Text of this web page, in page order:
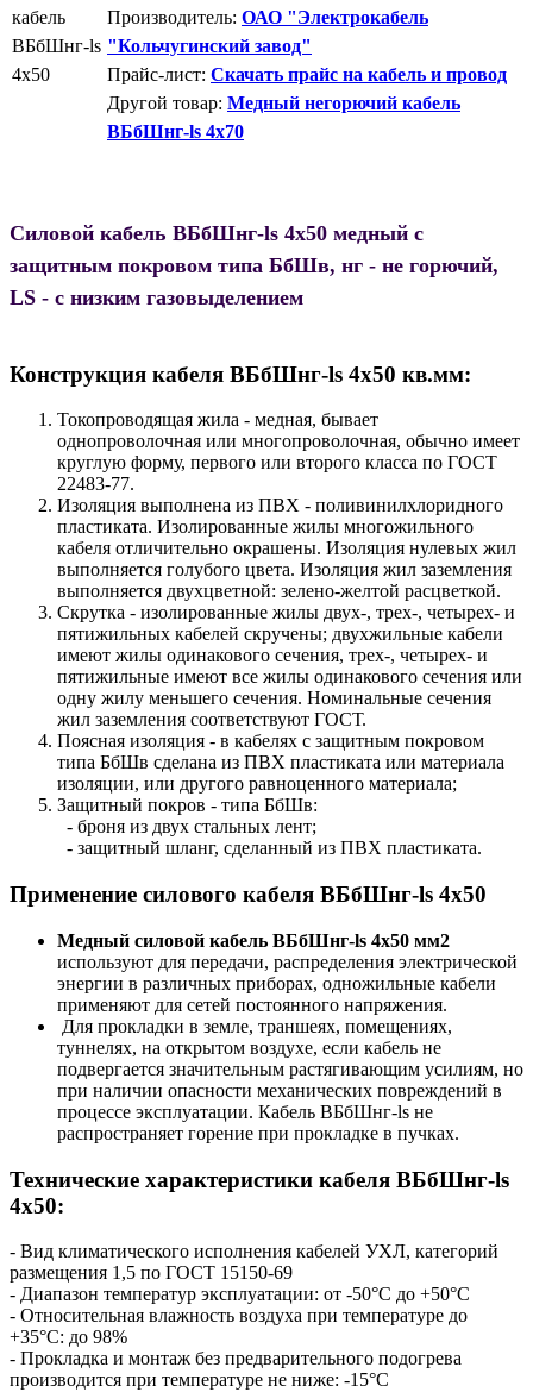
Производитель: ОАО "Электрокабель
"Кольчугинский завод"
Прайс-лист: Скачать прайс на кабель и провод
Другой товар: Медный негорючий кабель
ВБбШнг-ls 4х70
Силовой кабель ВБбШнг-ls 4х50 медный с
защитным покровом типа БбШв, нг - не горючий,
LS - с низким газовыделением
Конструкция кабеля ВБбШнг-ls 4х50 кв.мм:
Токопроводящая жила - медная, бывает
однопроволочная или многопроволочная, обычно имеет
круглую форму, первого или второго класса по ГОСТ
22483-77.
Изоляция выполнена из ПВХ - поливинилхлоридного
пластиката. Изолированные жилы многожильного
кабеля отличительно окрашены. Изоляция нулевых жил
выполняется голубого цвета. Изоляция жил заземления
выполняется двухцветной: зелено-желтой расцветкой.
Скрутка - изолированные жилы двух-, трех-, четырех- и
пятижильных кабелей скручены; двухжильные кабели
имеют жилы одинакового сечения, трех-, четырех- и
пятижильные имеют все жилы одинакового сечения или
одну жилу меньшего сечения. Номинальные сечения
жил заземления соответствуют ГОСТ.
Поясная изоляция - в кабелях с защитным покровом
типа БбШв сделана из ПВХ пластиката или материала
изоляции, или другого равноценного материала;
Защитный покров - типа БбШв:
- броня из двух стальных лент;
- защитный шланг, сделанный из ПВХ пластиката.
Применение силового кабеля ВБбШнг-ls 4х50
Медный силовой кабель ВБбШнг-ls 4х50 мм2
используют для передачи, распределения электрической
энергии в различных приборах, одножильные кабели
применяют для сетей постоянного напряжения.
Для прокладки в земле, траншеях, помещениях,
туннелях, на открытом воздухе, если кабель не
подвергается значительным растягивающим усилиям, но
при наличии опасности механических повреждений в
процессе эксплуатации. Кабель ВБбШнг-ls не
распространяет горение при прокладке в пучках.
Технические характеристики кабеля ВБбШнг-ls
4х50:
- Вид климатического исполнения кабелей УХЛ, категорий
размещения 1,5 по ГОСТ 15150-69
- Диапазон температур эксплуатации: от -50°С до +50°С
- Относительная влажность воздуха при температуре до
+35°С: до 98%
- Прокладка и монтаж без предварительного подогрева
производится при температуре не ниже: -15°С